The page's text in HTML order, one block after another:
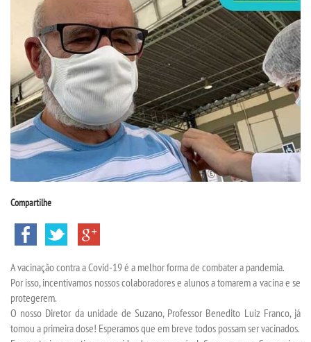
COLAP PROUNI
CURSOS
BACHARELADOS
LICENCIATURAS
TECNOLÓGICOS
VESTIBULAR
INSCREVA-SE
TRANSFERÊNCIA
SEGUNDA GRADUAÇÃO
Compartilhe
A vacinação contra a Covid-19 é a melhor forma de combater a pandemia.
Por isso, incentivamos nossos colaboradores e alunos a tomarem a vacina e se
protegerem.
O nosso Diretor da unidade de Suzano, Professor Benedito Luiz Franco, já
tomou a primeira dose! Esperamos que em breve todos possam ser vacinados.